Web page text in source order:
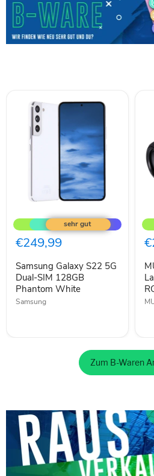
Galaxy
S22
5G
Dual-
128GB
Phantom
White
€249,99
Samsung Galaxy S22 5G
Dual-SIM 128GB
Phantom White
Samsung
M-
Zum B-Waren